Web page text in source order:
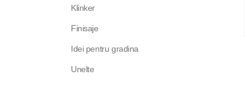
Klinker
Finisaje
Idei pentru gradina
Unelte